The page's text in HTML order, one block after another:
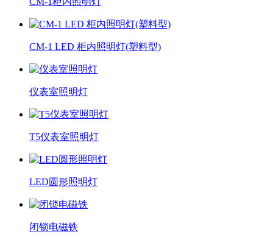
CM-1 LED 柜内照明灯(塑料型)
仪表室照明灯
T5仪表室照明灯
LED圆形照明灯
闭锁电磁铁